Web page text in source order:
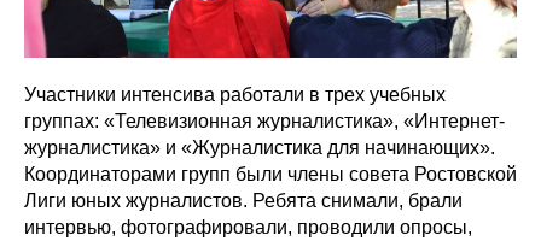
Участники интенсива работали в трех учебных
группах: «Телевизионная журналистика», «Интернет-
журналистика» и «Журналистика для начинающих».
Координаторами групп были члены совета Ростовской
Лиги юных журналистов. Ребята снимали, брали
интервью, фотографировали, проводили опросы,